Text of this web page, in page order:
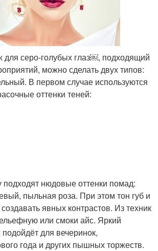
для серо-голубых глаз￼, подходящий
можно сделать двух типов:
В первом случае используются
оттенки теней:
подходят нюдовые оттенки помад:
пыльная роза. При этом тон губ и
явных контрастов. Из техник
или смоки айс. Яркий
для вечеринок,
года и других пышных торжеств.